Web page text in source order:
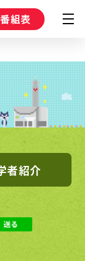
番組表
者紹介